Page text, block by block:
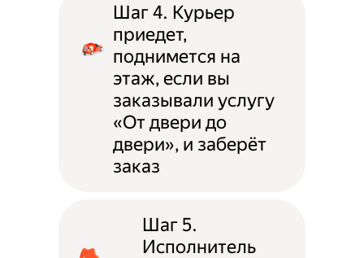
Шаг 4. Курьер
приедет,
поднимется на
этаж, если вы
заказывали услугу
«От двери до
двери», и заберёт
заказ
Шаг 5.
Исполнитель